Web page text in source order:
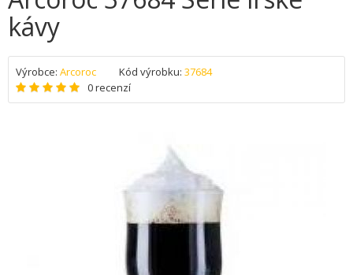
kávy
Výrobce: Arcoroc Kód výrobku: 37684
0 recenzí